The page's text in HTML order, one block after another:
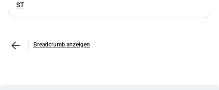
ST
Breadcrumb anzeigen